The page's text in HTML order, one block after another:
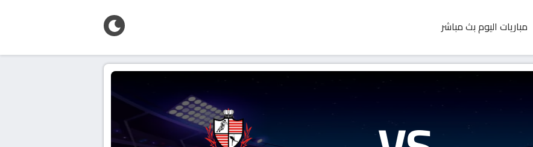
مباريات اليوم بث مباشر